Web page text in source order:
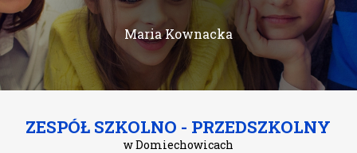
Maria Kownacka
ZESPÓŁ SZKOLNO - PRZEDSZKOLNY
w Domiechowicach